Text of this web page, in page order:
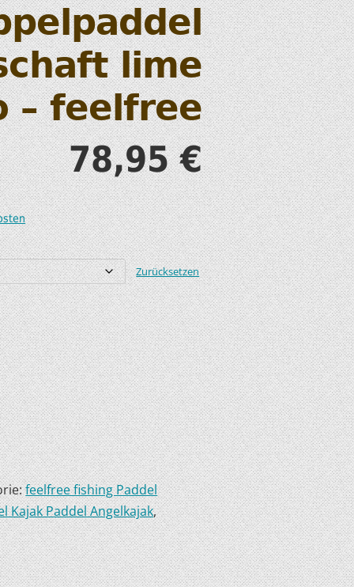
lime
– feelfree
78,95€
Zurücksetzen
feelfree fishing Paddel
Kajak Paddel Angelkajak,